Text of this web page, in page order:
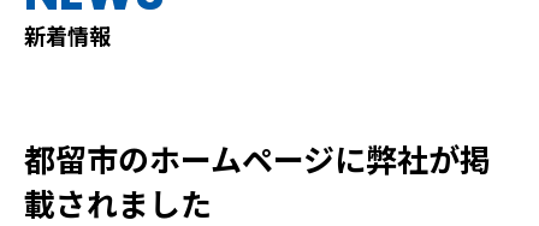
新着情報
都留市のホームページに弊社が掲
載されました